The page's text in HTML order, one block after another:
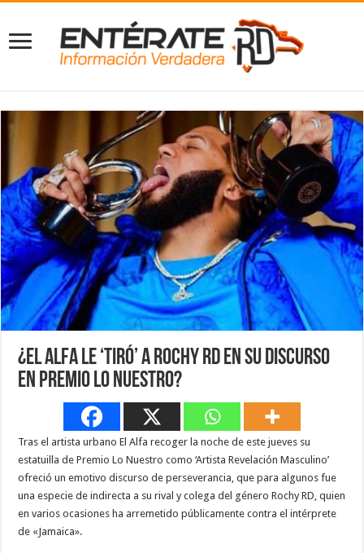
¿El Alfa le ‘tiró’ a Rochy RD en su discurso
en Premio Lo Nuestro?
Tras el artista urbano El Alfa recoger la noche de este jueves su
estatuilla de Premio Lo Nuestro como ‘Artista Revelación Masculino’
ofreció un emotivo discurso de perseverancia, que para algunos fue
una especie de indirecta a su rival y colega del género Rochy RD, quien
en varios ocasiones ha arremetido públicamente contra el intérprete
de «Jamaica».